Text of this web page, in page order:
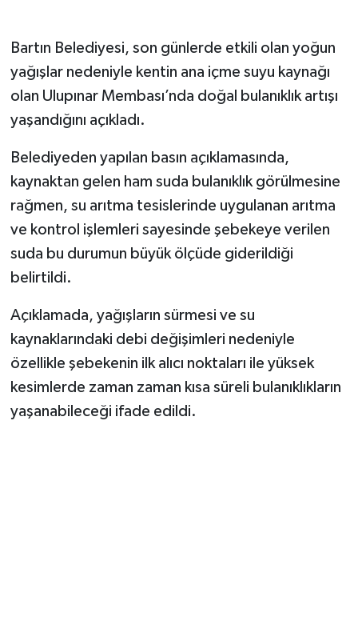
Bartın Belediyesi, son günlerde etkili olan yoğun
yağışlar nedeniyle kentin ana içme suyu kaynağı
olan Ulupınar Membası’nda doğal bulanıklık artışı
yaşandığını açıkladı.
Belediyeden yapılan basın açıklamasında,
kaynaktan gelen ham suda bulanıklık görülmesine
rağmen, su arıtma tesislerinde uygulanan arıtma
ve kontrol işlemleri sayesinde şebekeye verilen
suda bu durumun büyük ölçüde giderildiği
belirtildi.
Açıklamada, yağışların sürmesi ve su
kaynaklarındaki debi değişimleri nedeniyle
özellikle şebekenin ilk alıcı noktaları ile yüksek
kesimlerde zaman zaman kısa süreli bulanıklıkların
yaşanabileceği ifade edildi.